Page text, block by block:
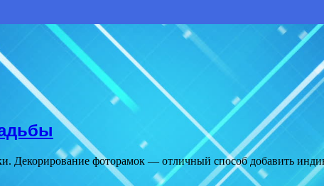
Декорирование фоторамок — отличный способ добавить